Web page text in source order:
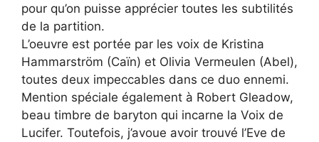
pour qu’on puisse apprécier toutes les subtilités
de la partition.
L’oeuvre est portée par les voix de Kristina
Hammarström (Caïn) et Olivia Vermeulen (Abel),
toutes deux impeccables dans ce duo ennemi.
Mention spéciale également à Robert Gleadow,
beau timbre de baryton qui incarne la Voix de
Lucifer. Toutefois, j’avoue avoir trouvé l’Eve de